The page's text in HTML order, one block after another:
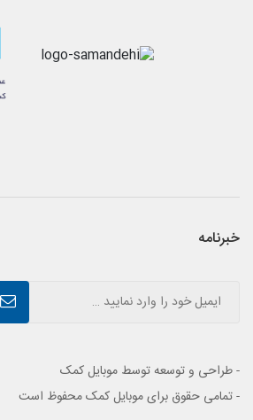
خبرنامه
- طراحی و توسعه توسط موبایل کمک
- تمامی حقوق برای موبایل کمک محفوظ است